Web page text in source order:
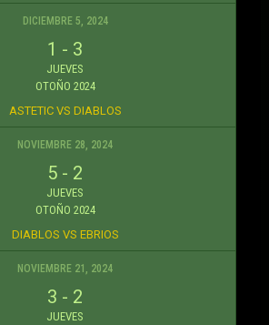
DICIEMBRE 5, 2024
1 - 3
JUEVES
OTOÑO 2024
ASTETIC VS DIABLOS
NOVIEMBRE 28, 2024
5 - 2
JUEVES
OTOÑO 2024
DIABLOS VS EBRIOS
NOVIEMBRE 21, 2024
3 - 2
JUEVES